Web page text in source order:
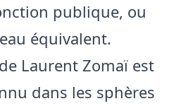
publique, ou
équivalent.
Laurent Zomaï est
dans les sphères